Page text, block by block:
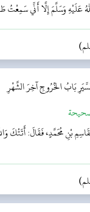
عَلَيْهِ وَسَلَّمَ إِلَّا أَنِّي
بَابُ الخُرُوجِ آخِرَ الشَّهْرِ
بْنِ مُحَمَّدٍ، فَقَالَ: أَتَتْكَ